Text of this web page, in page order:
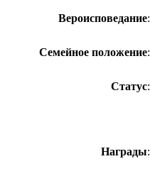
Вероисповедание:
Семейное положение:
Статус:
Награды: